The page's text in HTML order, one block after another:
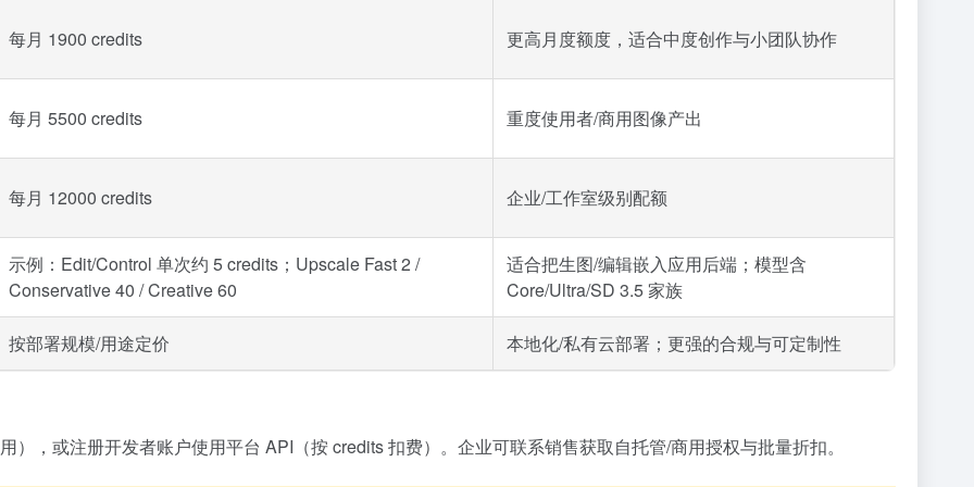
每月 1900 credits 更高月度额度，适合中度创作与小团队协作
每月 5500 credits 重度使用者/商用图像产出
每月 12000 credits 企业/工作室级别配额
示例：Edit/Control 单次约 5 credits；Upscale Fast 2 /
Conservative 40 / Creative 60
适合把生图/编辑嵌入应用后端；模型含
Core/Ultra/SD 3.5 家族
按部署规模/用途定价 本地化/私有云部署；更强的合规与可定制性
，或注册开发者账户使用平台 API（按 credits 扣费）。企业可联系销售获取自托管/商用授权与批量折扣。